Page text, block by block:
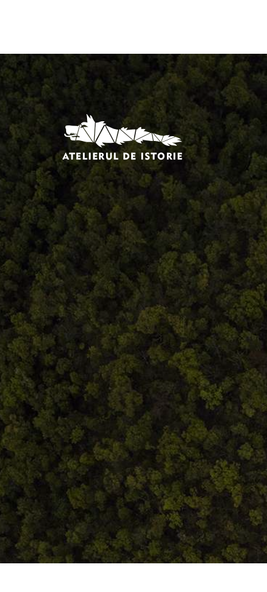
Comandă, plată, livrare
Întreținere produse
Facebook.com/atelieruldeistorie
Contact@atelieruldeistorie.ro
0748.884.543
Termeni și condiții
ANPC
Home Despre noi Produse
Contact
Termeni și condiții
S.C. Atelierul de istorie SRL
J12/419/2016
CIF 35566674
RO48ROIN4021ZZ6H9WDUW2T2 Salt Bank